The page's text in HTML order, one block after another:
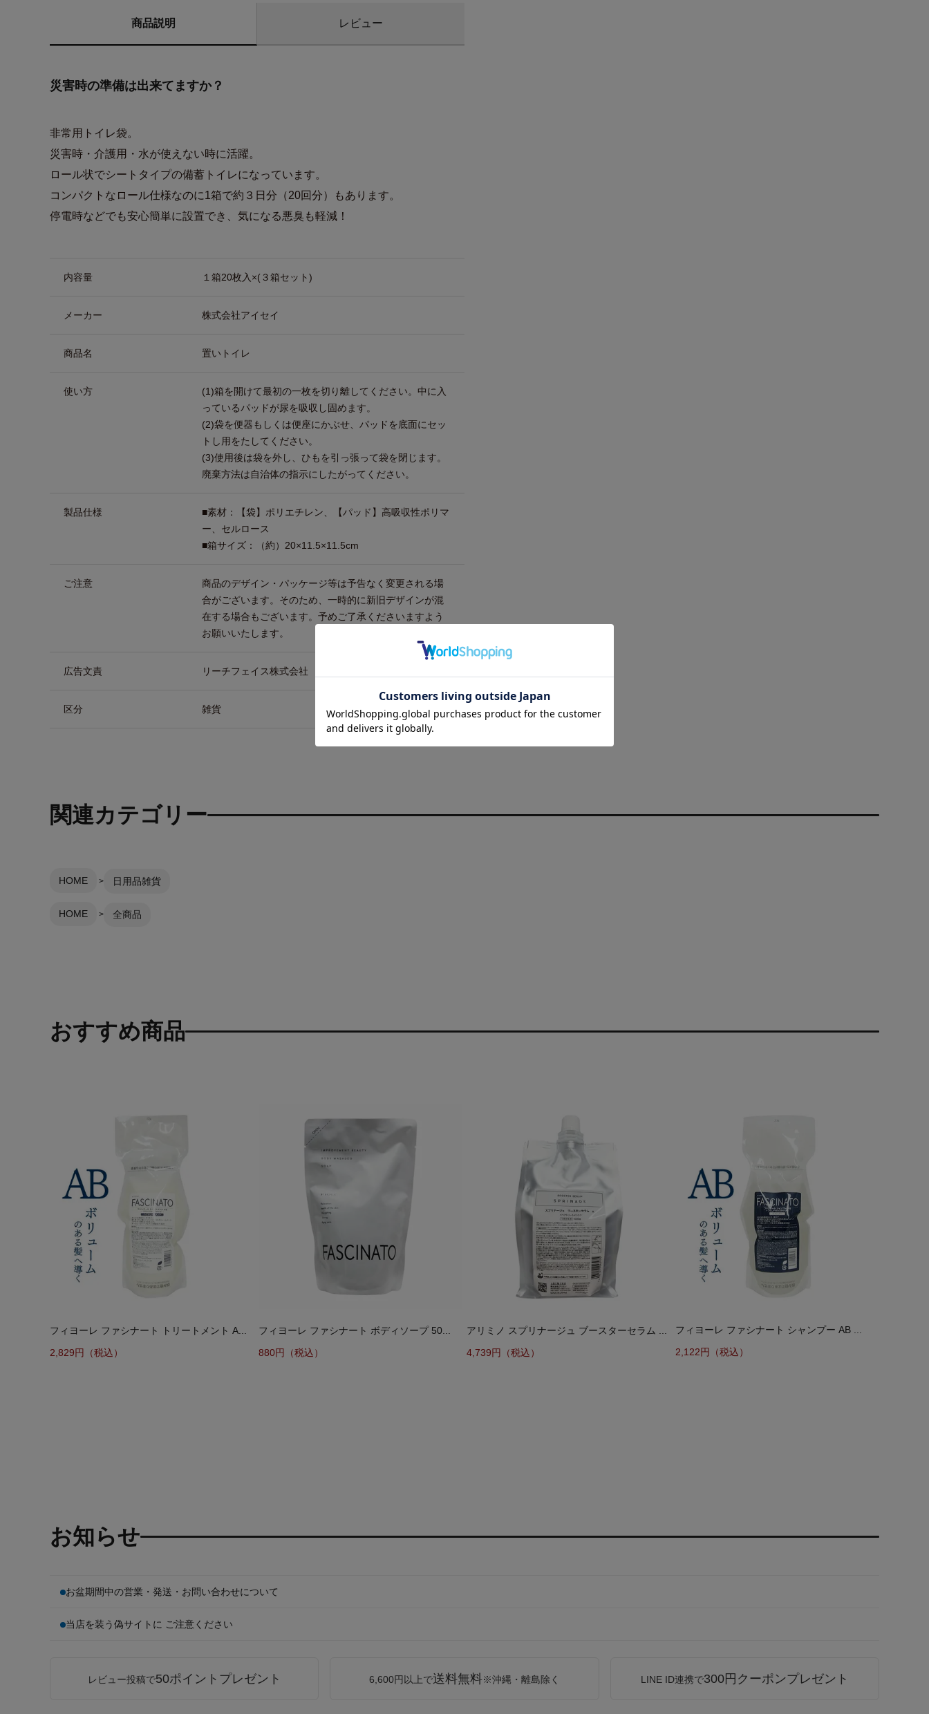
商品説明 レビュー
災害時の準備は出来てますか？
非常用トイレ袋。
災害時・介護用・水が使えない時に活躍。
ロール状でシートタイプの備蓄トイレになっています。
コンパクトなロール仕様なのに1箱で約３日分（20回分）もあります。
停電時などでも安心簡単に設置でき、気になる悪臭も軽減！
内容量 １箱20枚入×(３箱セット)
メーカー 株式会社アイセイ
商品名 置いトイレ
使い方
(1)箱を開けて最初の一枚を切り離してください。中に入
っているパッドが尿を吸収し固めます。
(2)袋を便器もしくは便座にかぶせ、パッドを底面にセッ
トし用をたしてください。
(3)使用後は袋を外し、ひもを引っ張って袋を閉じます。
廃棄方法は自治体の指示にしたがってください。
製品仕様
■素材：【袋】ポリエチレン、【パッド】高吸収性ポリマ
ー、セルロース
■箱サイズ：（約）20×11.5×11.5cm
ご注意
商品のデザイン・パッケージ等は予告なく変更される場
合がございます。そのため、一時的に新旧デザインが混
在する場合もございます。予めご了承くださいますよう
お願いいたします。
広告文責 リーチフェイス株式会社 TEL 06-6711-0344
区分 雑貨
関連カテゴリー
HOME 日用品雑貨
HOME 全商品
おすすめ商品
フィヨーレ ファシナート トリートメント A...
2,829円（税込）
フィヨーレ ファシナート ボディソープ 50...
880円（税込）
アリミノ スプリナージュ ブースターセラム ...
4,739円（税込）
フィヨーレ ファシナート シャンプー AB ...
2,122円（税込）
お知らせ
お盆期間中の営業・発送・お問い合わせについて
当店を装う偽サイトに ご注意ください
レビュー投稿で50ポイントプレゼント 6,600円以上で送料無料※沖縄・離島除く LINE ID連携で300円クーポンプレゼント